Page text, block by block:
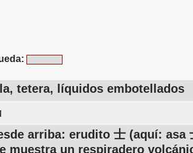
tetera, líquidos embotellados
arriba: erudito 士 (aquí: asa
muestra un respiradero